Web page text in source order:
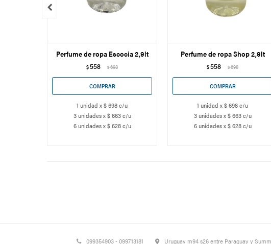
Perfume de ropa Escocia 2,9lt
$558 $698
1 unidad x $ 698 c/u
3 unidades x $ 663 c/u
6 unidades x $ 628 c/u
Perfume de ropa Shop 2,9lt
$558 $698
1 unidad x $ 698 c/u
3 unidades x $ 663 c/u
6 unidades x $ 628 c/u

099354903 - 099713181 Uruguay m94 s26 entre Paraguay y